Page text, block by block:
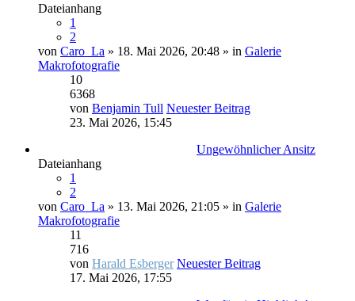
Dateianhang
1
2
von Caro_La » 18. Mai 2026, 20:48 » in Galerie
Makrofotografie
10
6368
von Benjamin Tull Neuester Beitrag
23. Mai 2026, 15:45
Ungewöhnlicher Ansitz
Dateianhang
1
2
von Caro_La » 13. Mai 2026, 21:05 » in Galerie
Makrofotografie
11
716
von Harald Esberger Neuester Beitrag
17. Mai 2026, 17:55